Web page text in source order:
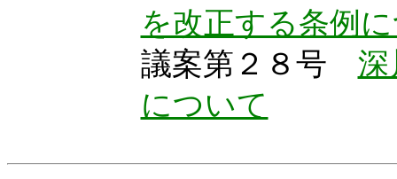
を改正する条例
議案第２８号 深
について